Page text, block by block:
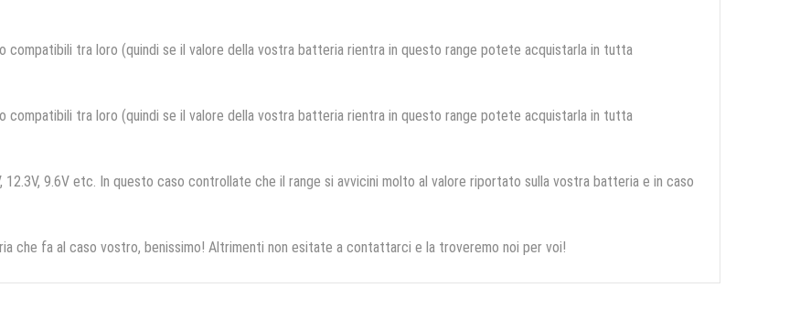
compatibili tra loro (quindi se il valore della vostra batteria rientra in questo range potete acquistarla in tutta
compatibili tra loro (quindi se il valore della vostra batteria rientra in questo range potete acquistarla in tutta
9.6V etc. In questo caso controllate che il range si avvicini molto al valore riportato sulla vostra batteria e in caso
che fa al caso vostro, benissimo! Altrimenti non esitate a contattarci e la troveremo noi per voi!